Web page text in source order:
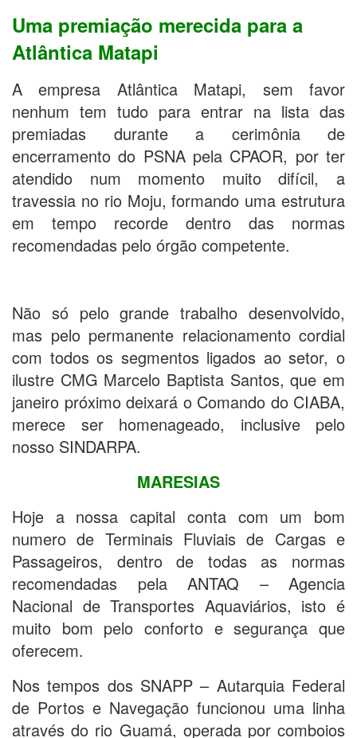
Uma premiação merecida para a
Atlântica Matapi
A empresa Atlântica Matapi, sem favor
nenhum tem tudo para entrar na lista das
premiadas durante a cerimônia de
encerramento do PSNA pela CPAOR, por ter
atendido num momento muito difícil, a
travessia no rio Moju, formando uma estrutura
em tempo recorde dentro das normas
recomendadas pelo órgão competente.
Não só pelo grande trabalho desenvolvido,
mas pelo permanente relacionamento cordial
com todos os segmentos ligados ao setor, o
ilustre CMG Marcelo Baptista Santos, que em
janeiro próximo deixará o Comando do CIABA,
merece ser homenageado, inclusive pelo
nosso SINDARPA.
MARESIAS
Hoje a nossa capital conta com um bom
numero de Terminais Fluviais de Cargas e
Passageiros, dentro de todas as normas
recomendadas pela ANTAQ – Agencia
Nacional de Transportes Aquaviários, isto é
muito bom pelo conforto e segurança que
oferecem.
Nos tempos dos SNAPP – Autarquia Federal
de Portos e Navegação funcionou uma linha
através do rio Guamá, operada por comboios